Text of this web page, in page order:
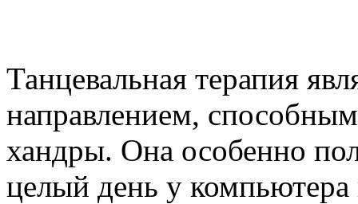
Танцевальная терапия
направлением,
хандры. Она особенно
целый день у